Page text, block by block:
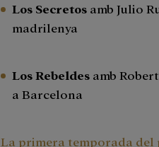
Los Secretos amb Julio
madrilenya
Los Rebeldes amb
a Barcelona
La primera temporada del